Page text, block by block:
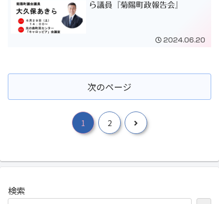
ら議員『菊陽町政報告会』
2024.06.20
次のページ
1 2
次
検索